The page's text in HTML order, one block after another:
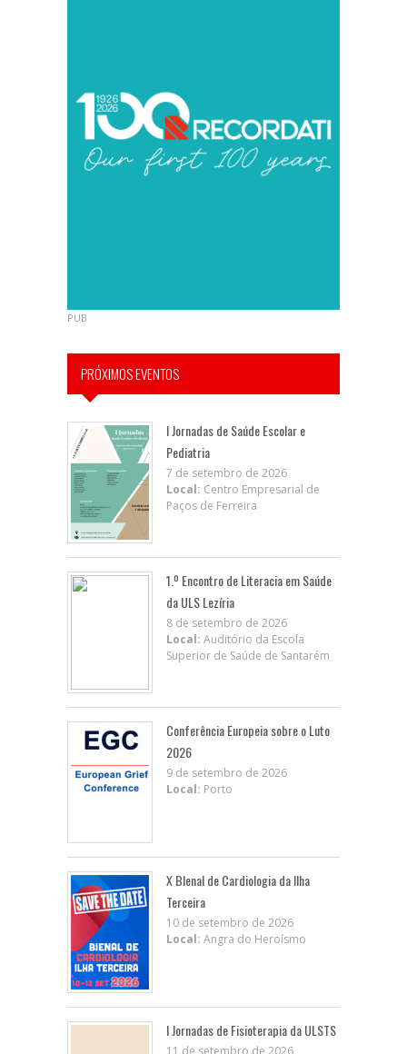
PUB
PRÓXIMOS EVENTOS
I Jornadas de Saúde Escolar e
Pediatria
7 de setembro de 2026
Local: Centro Empresarial de
Paços de Ferreira
1.º Encontro de Literacia em Saúde
da ULS Lezíria
8 de setembro de 2026
Local: Auditório da Escola
Superior de Saúde de Santarém
Conferência Europeia sobre o Luto
2026
9 de setembro de 2026
Local: Porto
X BIenal de Cardiologia da Ilha
Terceira
10 de setembro de 2026
Local: Angra do Heroísmo
I Jornadas de Fisioterapia da ULSTS
11 de setembro de 2026